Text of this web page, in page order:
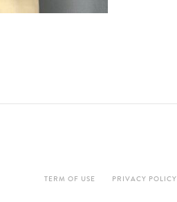
TERM OF USE PRIVACY POLICY